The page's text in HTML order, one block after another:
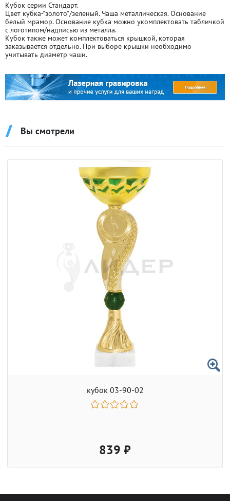
Кубок серии Стандарт.
Цвет кубка-"золото"/зеленый. Чаша металлическая. Основание
белый мрамор. Основание кубка можно укомплектовать табличкой
с логотипом/надписью из металла.
Кубок также может комплектоваться крышкой, которая
заказывается отдельно. При выборе крышки необходимо
учитывать диаметр чаши.
Вы смотрели
кубок 03-90-02
839 ₽